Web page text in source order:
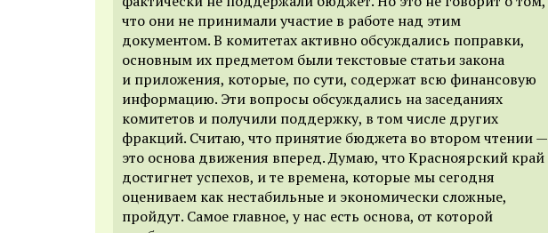
что они не принимали участие в работе над этим
документом. В комитетах активно обсуждались поправки,
основным их предметом были текстовые статьи закона
и приложения, которые, по сути, содержат всю финансовую
информацию. Эти вопросы обсуждались на заседаниях
комитетов и получили поддержку, в том числе других
фракций. Считаю, что принятие бюджета во втором чтении —
это основа движения вперед. Думаю, что Красноярский край
достигнет успехов, и те времена, которые мы сегодня
оцениваем как нестабильные и экономически сложные,
пройдут. Самое главное, у нас есть основа, от которой